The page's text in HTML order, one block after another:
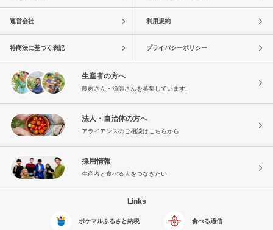
運営会社 利用規約
特商法に基づく表記 プライバシーポリシー
生産者の方へ
農家さん・漁師さんを募集しています!
法人・自治体の方へ
アライアンスのご相談はこちらから
採用情報
生産者と食べる人をつなぎたい
Links
ポケマルふるさと納税 食べる通信